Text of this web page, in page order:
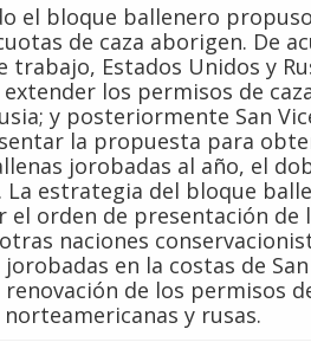
el bloque ballenero
de caza aborigen. De
trabajo, Estados Unidos y
los permisos de
y posteriormente San
la propuesta para
jorobadas al año, el
estrategia del bloque
orden de presentación de
naciones
en la costas de
de los permisos
y rusas.